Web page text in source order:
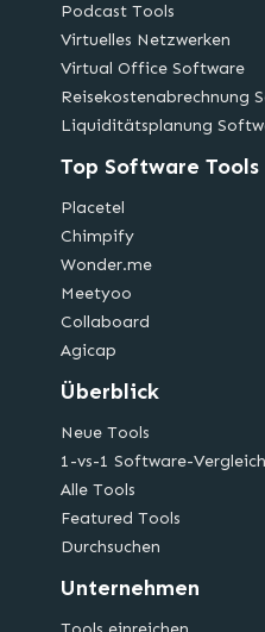
Podcast Tools
Virtuelles Netzwerken
Virtual Office Software
Reisekostenabrechnung
Liquiditätsplanung
Top Software Tools
Placetel
Chimpify
Wonder.me
Meetyoo
Collaboard
Agicap
Überblick
Neue Tools
1-vs-1 Software-Vergleich
Alle Tools
Featured Tools
Durchsuchen
Unternehmen